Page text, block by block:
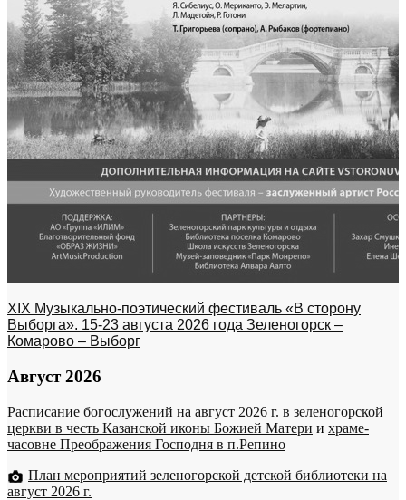
XIX Музыкально-поэтический фестиваль «В сторону
Выборга». 15-23 августа 2026 года Зеленогорск –
Комарово – Выборг
Август 2026
Расписание богослужений на август 2026 г. в зеленогорской
церкви в честь Казанской иконы Божией Матери и храме-
часовне Преображения Господня в п.Репино
План мероприятий зеленогорской детской библиотеки на
август 2026 г.